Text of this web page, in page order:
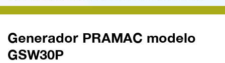
Generador PRAMAC modelo
GSW30P